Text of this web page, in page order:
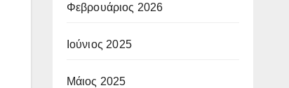
Φεβρουάριος 2026
Ιούνιος 2025
Μάιος 2025